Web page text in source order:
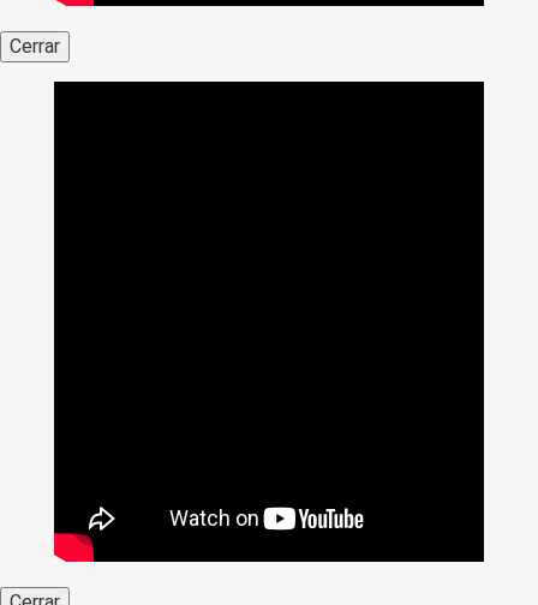
Cerrar